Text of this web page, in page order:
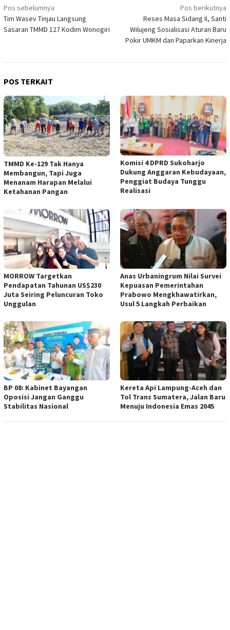
Navigasi
pos
Pos sebelumnya
Tim Wasev Tinjau Langsung
Sasaran TMMD 127 Kodim Wonogiri
Pos berikutnya
Reses Masa Sidang II, Santi
Wilujeng Sosialisasi Aturan Baru
Pokir UMKM dan Paparkan Kinerja
POS TERKAIT
TMMD Ke-129 Tak Hanya
Membangun, Tapi Juga
Menanam Harapan Melalui
Ketahanan Pangan
Komisi 4 DPRD Sukoharjo
Dukung Anggaran Kebudayaan,
Penggiat Budaya Tunggu
Realisasi
MORROW Targetkan
Pendapatan Tahunan US$230
Juta Seiring Peluncuran Toko
Unggulan
Anas Urbaningrum Nilai Survei
Kepuasan Pemerintahan
Prabowo Mengkhawatirkan,
Usul 5 Langkah Perbaikan
BP 08: Kabinet Bayangan
Oposisi Jangan Ganggu
Stabilitas Nasional
Kereta Api Lampung-Aceh dan
Tol Trans Sumatera, Jalan Baru
Menuju Indonesia Emas 2045